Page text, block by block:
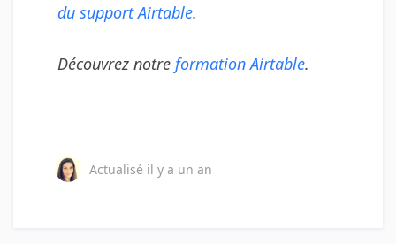
du support Airtable.
Découvrez notre formation Airtable.
Actualisé il y a un an